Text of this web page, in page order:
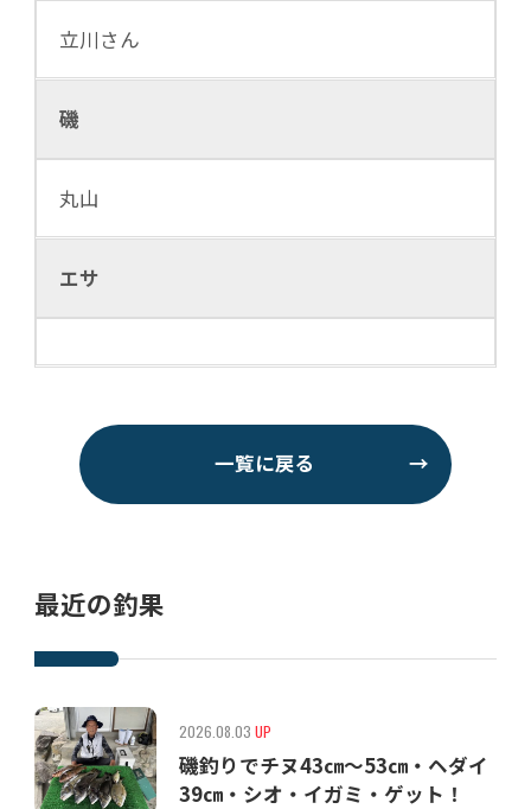
立川さん
磯
丸山
エサ
一覧に戻る →
最近の釣果
2026.08.03 UP
磯釣りでチヌ43㎝〜53㎝・ヘダイ
39㎝・シオ・イガミ・ゲット！